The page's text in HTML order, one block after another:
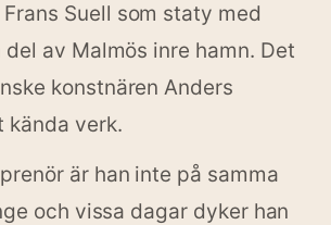
Suell som staty med
av Malmös inre hamn. Det
konstnären Anders
kända verk.
är han inte på samma
och vissa dagar dyker han